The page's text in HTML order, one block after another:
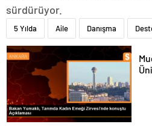
sürdürüyor.
5 Yılda Aile Danışma